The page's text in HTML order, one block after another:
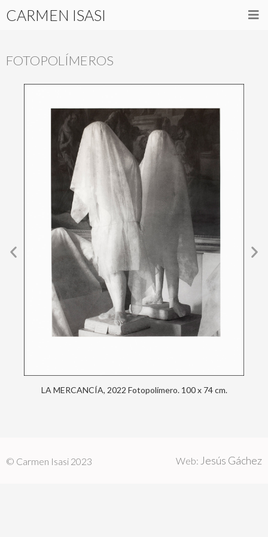
CARMEN ISASI
FOTOPOLÍMEROS
LA MERCANCÍA, 2022 Fotopolímero. 100 x 74 cm.
© Carmen Isasi 2023 Web: Jesús Gáchez